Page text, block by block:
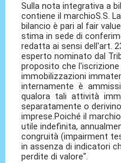
Sulla nota integrativa a
contiene il marchioS.S.
bilancio è pari al fair
stima in sede di
redatta ai sensi dell'art.
esperto nominato dal
proposito che
immobilizzazioni
internamente è
qualora tali attività
separatamente o
imprese.Poiché il
utile indefinita,
congruità (impairment
in assenza di indicatori
perdite di valore".